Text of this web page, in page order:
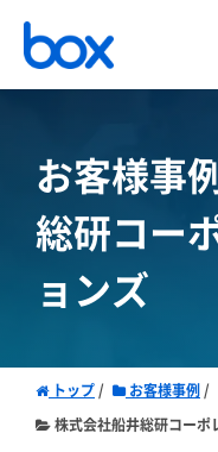
お客様事
総研コー
ョンズ
トップ
お客様事例
株式会社船井総研コーポ